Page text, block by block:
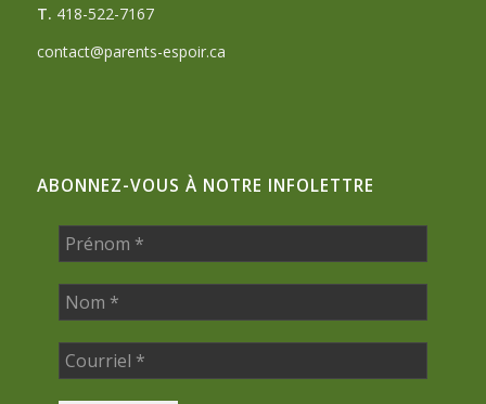
T. 418-522-7167
contact@parents-espoir.ca
ABONNEZ-VOUS À NOTRE INFOLETTRE